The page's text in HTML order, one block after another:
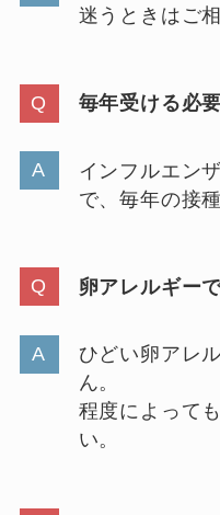
迷うときはご
毎年受ける必
インフルエン
で、毎年の接
卵アレルギー
ひどい卵アレ
ん。
程度によって
い。